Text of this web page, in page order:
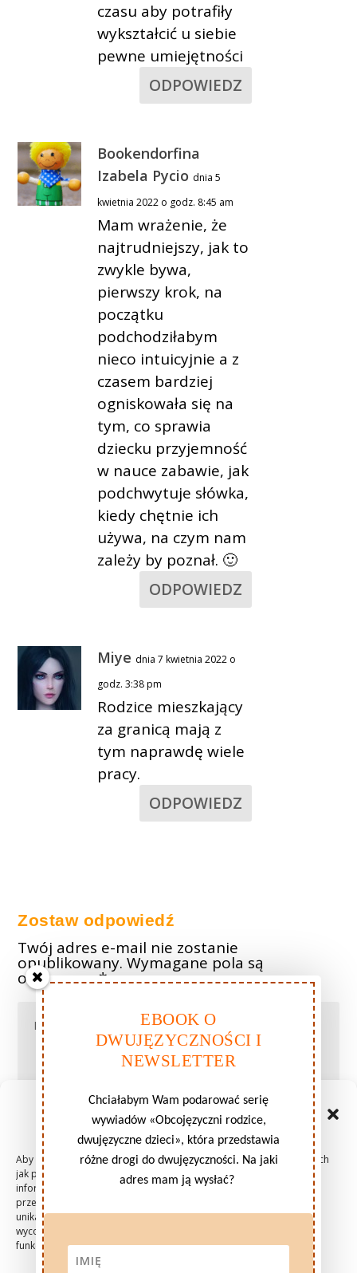
Zarządzaj zgodami plików
cookie
Aby zapewnić jak najlepsze wrażenia, korzystamy z technologii, takich
jak pliki cookie, do przechowywania i/lub uzyskiwania dostępu do
informacji o urządzeniu. Zgoda na te technologie pozwoli nam
przetwarzać dane, takie jak zachowanie podczas przeglądania lub
unikalne identyfikatory na tej stronie. Brak wyrażenia zgody lub
wycofanie zgody może niekorzystnie wpłynąć na niektóre cechy i
funkcje.
czasu aby potrafiły
wykształcić u siebie
pewne umiejętności
ODPOWIEDZ
Bookendorfina
Izabela Pycio dnia 5
kwietnia 2022 o godz. 8:45 am
Mam wrażenie, że
najtrudniejszy, jak to
zwykle bywa,
pierwszy krok, na
początku
podchodziłabym
nieco intuicyjnie a z
czasem bardziej
ogniskowała się na
tym, co sprawia
dziecku przyjemność
w nauce zabawie, jak
podchwytuje słówka,
kiedy chętnie ich
używa, na czym nam
zależy by poznał. 🙂
ODPOWIEDZ
Miye dnia 7 kwietnia 2022 o
godz. 3:38 pm
Rodzice mieszkający
za granicą mają z
tym naprawdę wiele
pracy.
ODPOWIEDZ
Zostaw odpowiedź
Twój adres e-mail nie zostanie
opublikowany. Wymagane pola są
oznaczone*
EBOOK O
DWUJĘZYCZNOŚCI I
NEWSLETTER
Chciałabym Wam podarować serię
wywiadów «Obcojęzyczni rodzice,
dwujęzyczne dzieci», która przedstawia
różne drogi do dwujęzyczności. Na jaki
adres mam ją wysłać?